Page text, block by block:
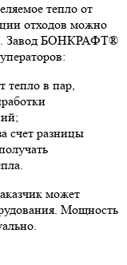
тепло от
отходов можно
Завод БОНКРАФТ®
тепло в пар,
счет разницы
может
Мощность